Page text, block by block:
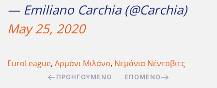
— Emiliano Carchia (@Carchia)
May 25, 2020
EuroLeague, Αρμάνι Μιλάνο, Νεμάνια Νέντοβιτς
ΠΡΟΗΓΟΎΜΕΝΟ ΕΠΌΜΕΝΟ